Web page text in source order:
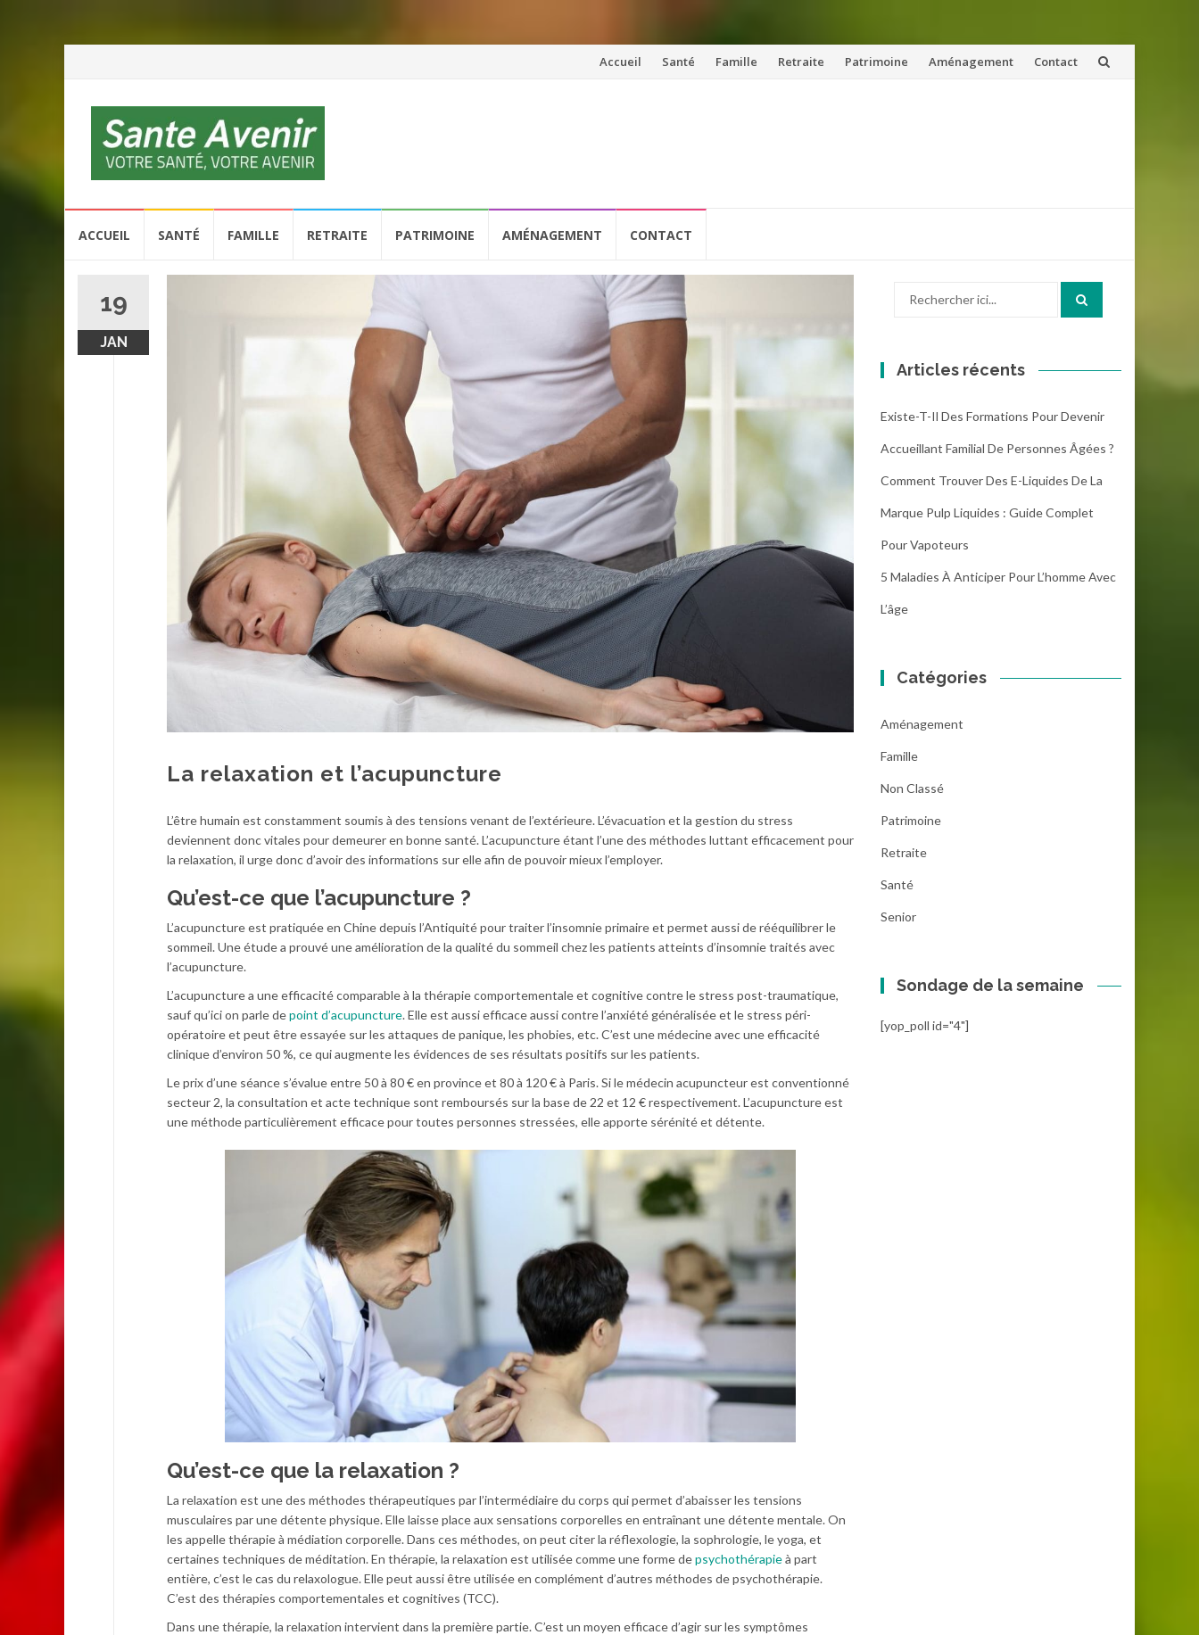
Aller
Accueil Santé Famille Retraite Patrimoine Aménagement Contact
ACCUEIL SANTÉ FAMILLE RETRAITE PATRIMOINE AMÉNAGEMENT CONTACT
19
JAN
La relaxation et l’acupuncture
L’être humain est constamment soumis à des tensions venant de l’extérieure. L’évacuation et la gestion du stress
deviennent donc vitales pour demeurer en bonne santé. L’acupuncture étant l’une des méthodes luttant efficacement pour
la relaxation, il urge donc d’avoir des informations sur elle afin de pouvoir mieux l’employer.
Qu’est-ce que l’acupuncture ?
L’acupuncture est pratiquée en Chine depuis l’Antiquité pour traiter l’insomnie primaire et permet aussi de rééquilibrer le
sommeil. Une étude a prouvé une amélioration de la qualité du sommeil chez les patients atteints d’insomnie traités avec
l’acupuncture.
L’acupuncture a une efficacité comparable à la thérapie comportementale et cognitive contre le stress post-traumatique,
sauf qu’ici on parle depoint d’acupuncture. Elle est aussi efficace aussi contre l’anxiété généralisée et le stress péri-
opératoire et peut être essayée sur les attaques de panique, les phobies, etc. C’est une médecine avec une efficacité
clinique d’environ 50 %, ce qui augmente les évidences de ses résultats positifs sur les patients.
Le prix d’une séance s’évalue entre 50 à 80 € en province et 80 à 120 € à Paris. Si le médecin acupuncteur est conventionné
secteur 2, la consultation et acte technique sont remboursés sur la base de 22 et 12 € respectivement. L’acupuncture est
une méthode particulièrement efficace pour toutes personnes stressées, elle apporte sérénité et détente.
Qu’est-ce que la relaxation ?
La relaxation est une des méthodes thérapeutiques par l’intermédiaire du corps qui permet d’abaisser les tensions
musculaires par une détente physique. Elle laisse place aux sensations corporelles en entraînant une détente mentale. On
les appelle thérapie à médiation corporelle. Dans ces méthodes, on peut citer la réflexologie, la sophrologie, le yoga, et
certaines techniques de méditation. En thérapie, la relaxation est utilisée comme une forme depsychothérapieà part
entière, c’est le cas du relaxologue. Elle peut aussi être utilisée en complément d’autres méthodes de psychothérapie.
C’est des thérapies comportementales et cognitives (TCC).
Dans une thérapie, la relaxation intervient dans la première partie. C’est un moyen efficace d’agir sur les symptômes
Articles récents
Existe-T-Il Des Formations Pour Devenir
Accueillant Familial De Personnes Âgées ?
Comment Trouver Des E-Liquides De La
Marque Pulp Liquides : Guide Complet
Pour Vapoteurs
5 Maladies À Anticiper Pour L’homme Avec
L’âge
Catégories
Aménagement
Famille
Non Classé
Patrimoine
Retraite
Santé
Senior
Sondage de la semaine
[yop_poll id="4"]